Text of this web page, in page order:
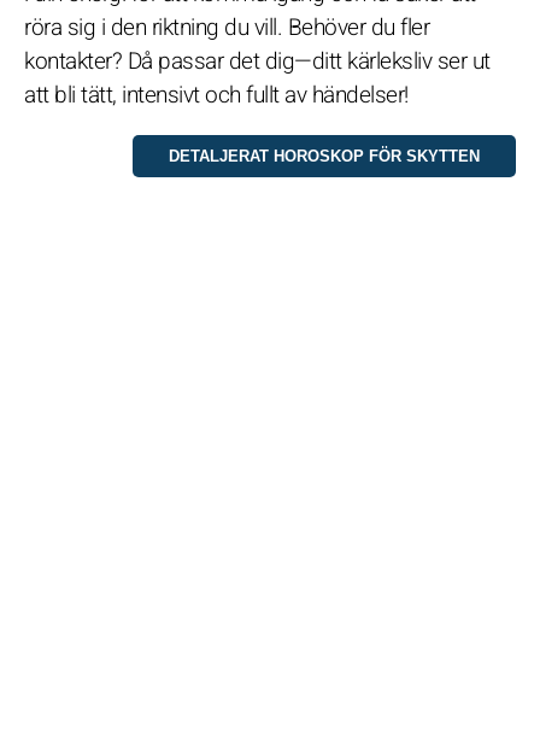
röra sig i den riktning du vill. Behöver du fler
kontakter? Då passar det dig—ditt kärleksliv ser ut
att bli tätt, intensivt och fullt av händelser!